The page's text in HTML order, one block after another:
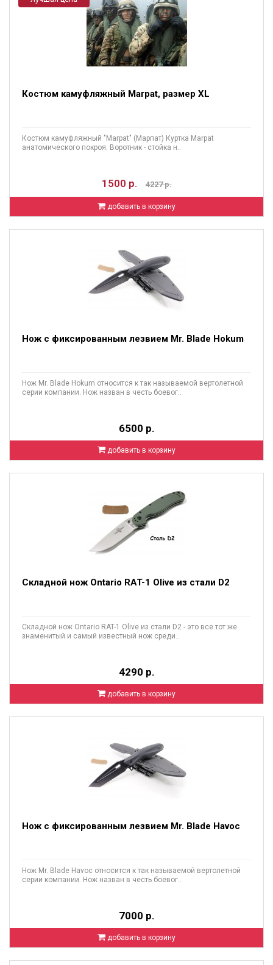
Костюм камуфляжный Marpat, размер XL
Костюм камуфляжный "Marpat" (Марпат) Куртка Marpat
анатомического покроя. Воротник - стойка н..
1500 р. 4227 р.
добавить в корзину
Нож с фиксированным лезвием Mr. Blade Hokum
Нож Mr. Blade Hokum относится к так называемой вертолетной
серии компании. Нож назван в честь боевог..
6500 р.
добавить в корзину
Складной нож Ontario RAT-1 Olive из стали D2
Складной нож Ontario RAT-1 Olive из стали D2 - это все тот же
знаменитый и самый известный нож среди..
4290 р.
добавить в корзину
Нож с фиксированным лезвием Mr. Blade Havoc
Нож Mr. Blade Havoc относится к так называемой вертолетной
серии компании. Нож назван в честь боевог..
7000 р.
добавить в корзину